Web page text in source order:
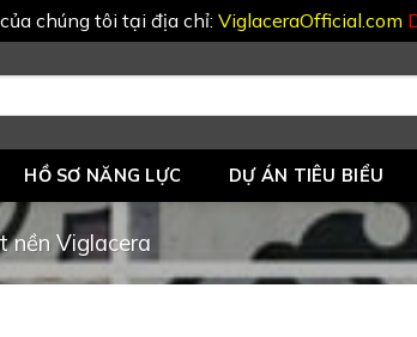
chúng tôi tại địa chỉ: ViglaceraOfficial.com
HỒ SƠ NĂNG LỰC DỰ ÁN TIÊU BIỂU
nền Viglacera